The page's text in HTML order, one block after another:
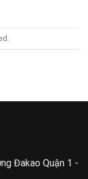
Đakao Quận 1 -